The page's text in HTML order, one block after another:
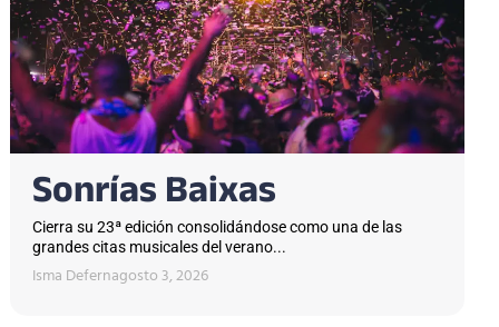
Sonrías Baixas
Cierra su 23ª edición consolidándose como una de las
grandes citas musicales del verano...
Isma Defernagosto 3, 2026